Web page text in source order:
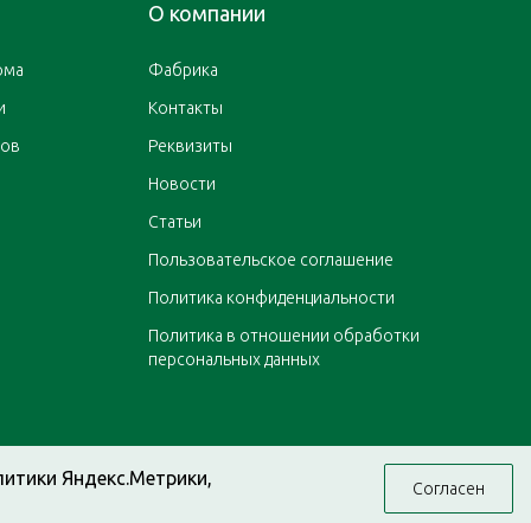
О компании
Фабрика
Контакты
Реквизиты
Новости
Статьи
Пользовательское соглашение
Политика конфиденциальности
Политика в отношении обработки
персональных данных
Яндекс.Метрики,
Согласен